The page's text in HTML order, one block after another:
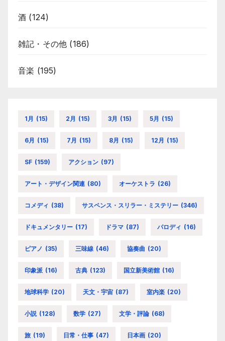
酒 (124)
雑記・その他 (186)
音楽 (195)
1月 (15) 2月 (15) 3月 (15) 5月 (15)
6月 (15) 7月 (15) 8月 (15) 12月 (15)
SF (159) アクション (97)
アート・デザイン関連 (80) オーケストラ (26)
コメディ (38) サスペンス・スリラー・ミステリー (346)
ドキュメンタリー (17) ドラマ (87) パロディ (16)
ピアノ (35) 三味線 (46) 協奏曲 (20)
印象派 (16) 古典 (123) 国立新美術館 (16)
地球科学 (20) 天文・宇宙 (87) 室内楽 (20)
小説 (128) 数学 (27) 文学・評論 (68)
旅 (19) 日常・仕事 (47) 日本画 (20)